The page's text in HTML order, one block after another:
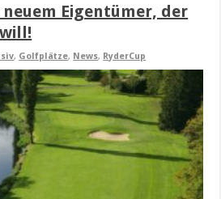
neuem Eigentümer, der
, Golfplätze, News, RyderCup